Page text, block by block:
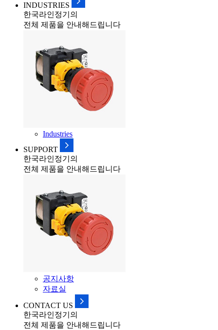
INDUSTRIES
한국라인정기의
전체 제품을 안내해드립니다
Industries
SUPPORT
한국라인정기의
전체 제품을 안내해드립니다
공지사항
자료실
CONTACT US
한국라인정기의
전체 제품을 안내해드립니다